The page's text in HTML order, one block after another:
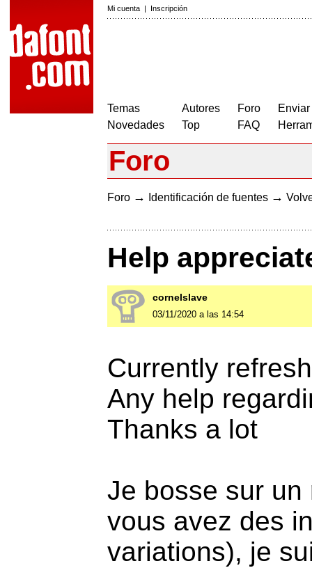
Mi cuenta | Inscripción
Temas
Novedades
Autores
Top
Foro
FAQ
Foro
Foro → Identificación de fuentes →
Help
cornelslave
03/11/2020 a las 14:54
Currently
Any help
Thanks a lot
Je bosse sur
vous avez des
variations), je